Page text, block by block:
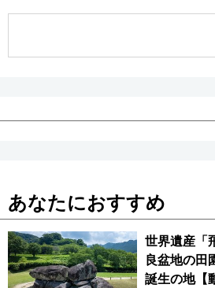
あなたにおすすめ
世界遺産「
良盆地の田
誕生の地【